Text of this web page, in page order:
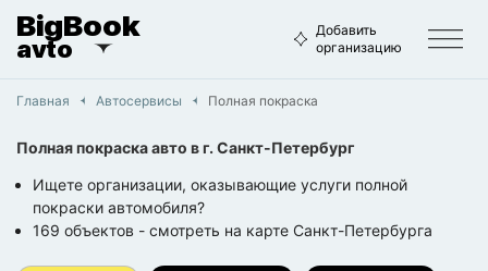
BigBook
avto
Добавить
организацию
Главная Автосервисы Полная покраска
Полная покраска авто в г. Санкт-Петербург
Ищете организации, оказывающие услуги полной
покраски автомобиля?
169 объектов - смотреть на карте Санкт-Петербурга